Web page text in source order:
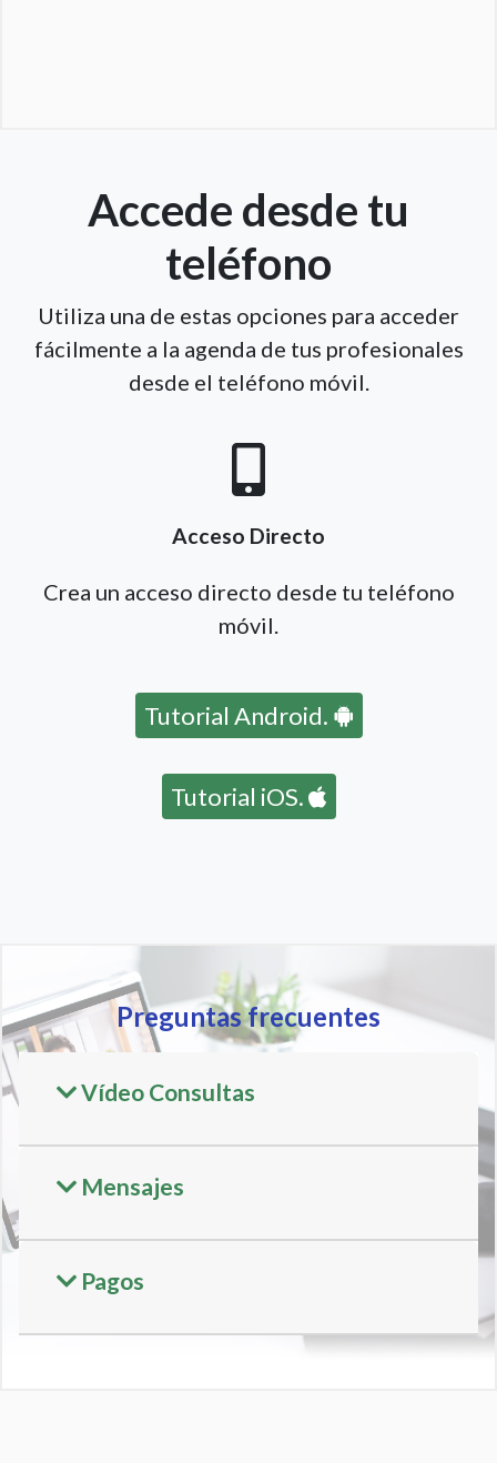
Accede desde tu
teléfono
Utiliza una de estas opciones para acceder
fácilmente a la agenda de tus profesionales
desde el teléfono móvil.
Acceso Directo
Crea un acceso directo desde tu teléfono
móvil.
Tutorial Android.
Tutorial iOS.
Preguntas frecuentes
Vídeo Consultas
Mensajes
Pagos